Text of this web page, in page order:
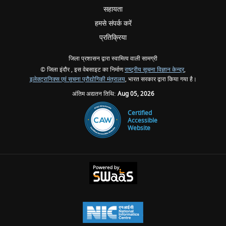
सहायता
हमसे संपर्क करें
प्रतिक्रिया
जिला प्रशासन द्वारा स्वामित्व वाली सामग्री
© जिला इंदौर , इस वेबसाइट का निर्माणराष्ट्रीय सूचना विज्ञान केन्द्र,
इलेक्ट्रानिक्स एवं सूचना प्रौद्योगिकी मंत्रालय, भारत सरकार द्वारा किया गया है।
अंतिम अद्यतन तिथि: Aug 05, 2026
Certified
Accessible
Website